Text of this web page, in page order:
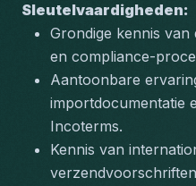
Sleutelvaardigheden:
Grondige kennis van
en compliance-
Aantoonbare
importdocumentatie
Incoterms.
Kennis van